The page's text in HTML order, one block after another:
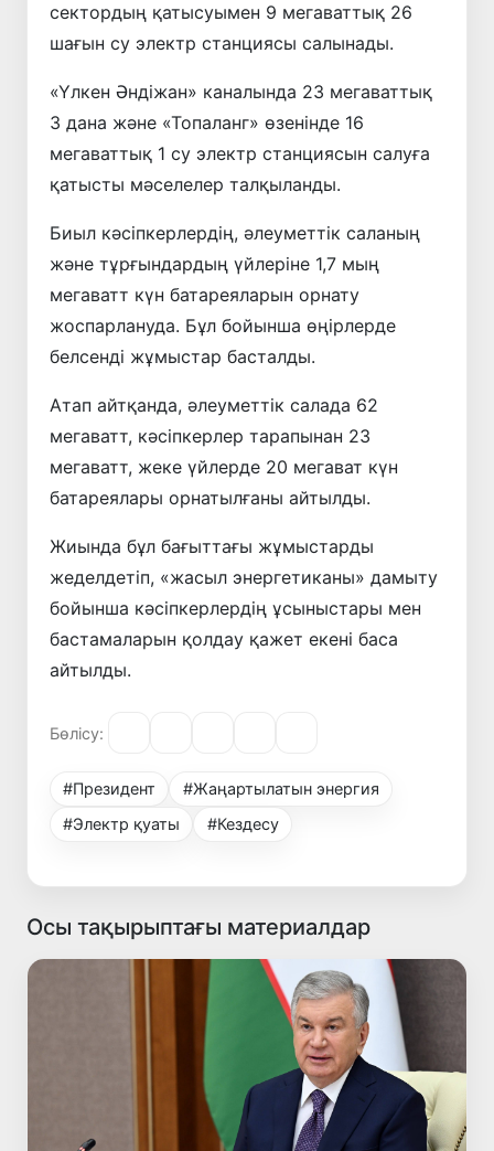
сектордың қатысуымен 9 мегаваттық 26
шағын су электр станциясы салынады.
«Үлкен Әндіжан» каналында 23 мегаваттық
3 дана және «Топаланг» өзенінде 16
мегаваттық 1 су электр станциясын салуға
қатысты мәселелер талқыланды.
Биыл кәсіпкерлердің, әлеуметтік саланың
және тұрғындардың үйлеріне 1,7 мың
мегаватт күн батареяларын орнату
жоспарлануда. Бұл бойынша өңірлерде
белсенді жұмыстар басталды.
Атап айтқанда, әлеуметтік салада 62
мегаватт, кәсіпкерлер тарапынан 23
мегаватт, жеке үйлерде 20 мегават күн
батареялары орнатылғаны айтылды.
Жиында бұл бағыттағы жұмыстарды
жеделдетіп, «жасыл энергетиканы» дамыту
бойынша кәсіпкерлердің ұсыныстары мен
бастамаларын қолдау қажет екені баса
айтылды.
Бөлісу:
#Президент
#Жаңартылатын энергия
#Электр қуаты
#Кездесу
Осы тақырыптағы материалдар